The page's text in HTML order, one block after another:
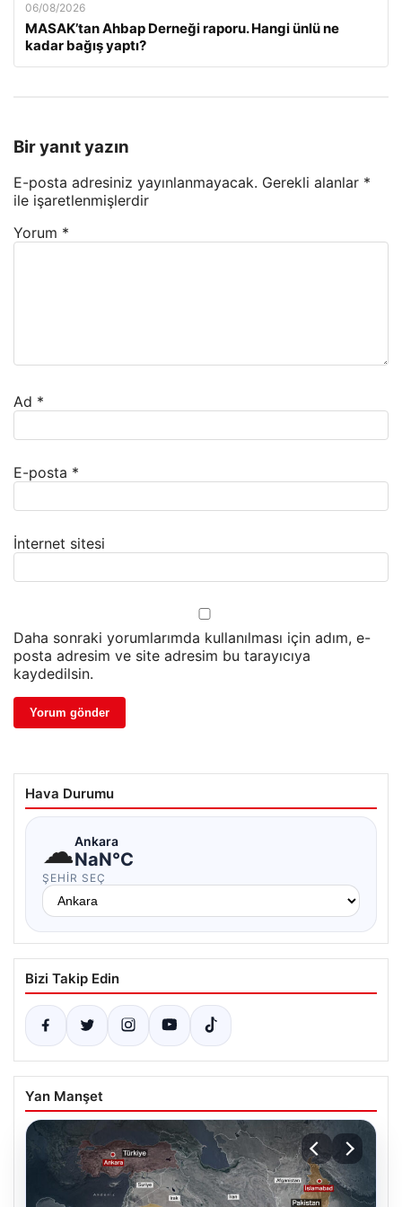
06/08/2026
MASAK’tan Ahbap Derneği raporu. Hangi ünlü ne
kadar bağış yaptı?
Bir yanıt yazın
E-posta adresiniz yayınlanmayacak. Gerekli alanlar *
ile işaretlenmişlerdir
Yorum *
Ad *
E-posta *
İnternet sitesi
Daha sonraki yorumlarımda kullanılması için adım, e-
posta adresim ve site adresim bu tarayıcıya
kaydedilsin.
Hava Durumu
☁Ankara
NaN°C
ŞEHIR SEÇ
Bizi Takip Edin
Yan Manşet